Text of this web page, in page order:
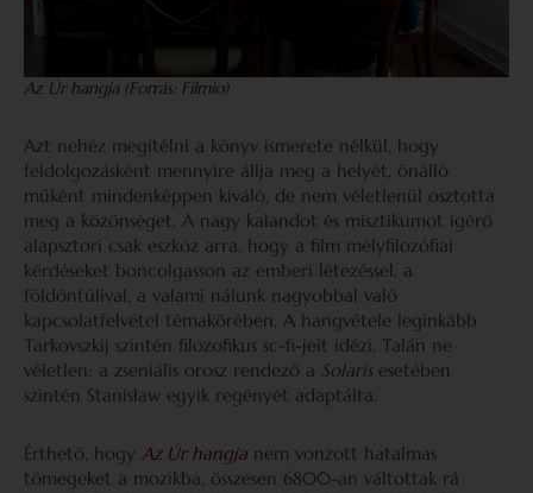
Az Úr hangja (Forrás: Filmio)
Azt nehéz megítélni a könyv ismerete nélkül, hogy
feldolgozásként mennyire állja meg a helyét, önálló
műként mindenképpen kiváló, de nem véletlenül osztotta
meg a közönséget. A nagy kalandot és misztikumot ígérő
alapsztori csak eszköz arra, hogy a film mélyfilozófiai
kérdéseket boncolgasson az emberi létezéssel, a
földöntúlival, a valami nálunk nagyobbal való
kapcsolatfelvétel témakörében. A hangvétele leginkább
Tarkovszkij szintén filozofikus sc-fi-jeit idézi. Talán ne
véletlen: a zseniális orosz rendező a Solaris esetében
szintén Stanisław egyik regényét adaptálta.
Érthető, hogy Az Úr hangja nem vonzott hatalmas
tömegeket a mozikba, összesen 6800-an váltottak rá